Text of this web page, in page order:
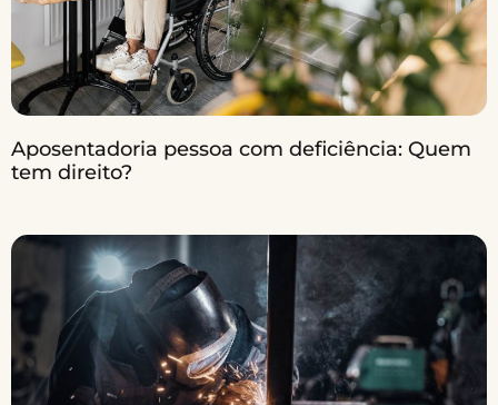
Aposentadoria pessoa com deficiência: Quem
tem direito?